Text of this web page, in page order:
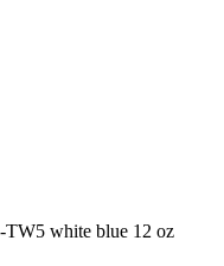
white blue 12 oz